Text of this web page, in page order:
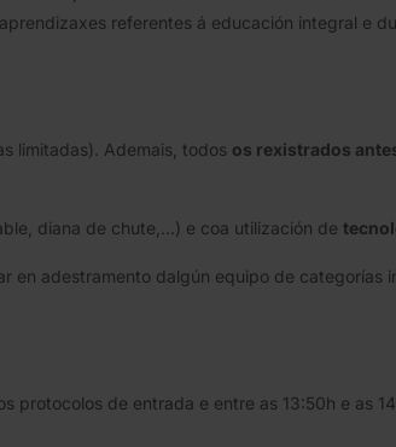
referentes á educación integral e
limitadas). Ademais, todos os rexistrados
diana de chute,…) e coa utilización de
adestramento dalgún equipo de categorías
de entrada e entre as 13:50h e as